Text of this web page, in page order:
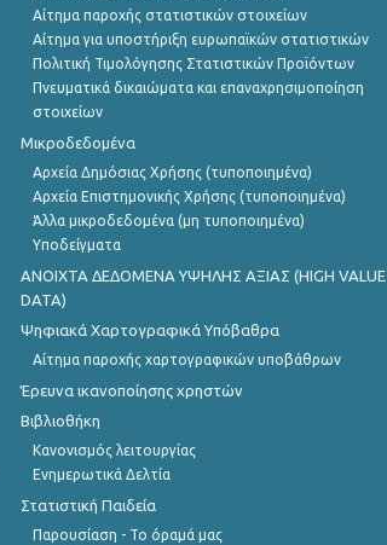
Αίτημα παροχής στατιστικών στοιχείων
Αίτημα για υποστήριξη ευρωπαϊκών στατιστικών
Πολιτική Τιμολόγησης Στατιστικών Προϊόντων
Πνευματικά δικαιώματα και επαναχρησιμοποίηση
στοιχείων
Μικροδεδομένα
Αρχεία Δημόσιας Χρήσης (τυποποιημένα)
Αρχεία Επιστημονικής Χρήσης (τυποποιημένα)
Άλλα μικροδεδομένα (μη τυποποιημένα)
Υποδείγματα
ANOIXTA ΔΕΔΟΜΕΝΑ ΥΨΗΛΗΣ ΑΞΙΑΣ (HIGH VALUE
DATA)
Ψηφιακά Χαρτογραφικά Υπόβαθρα
Αίτημα παροχής χαρτογραφικών υποβάθρων
Έρευνα ικανοποίησης χρηστών
Βιβλιοθήκη
Κανονισμός λειτουργίας
Ενημερωτικά Δελτία
Στατιστική Παιδεία
Παρουσίαση - Το όραμά μας